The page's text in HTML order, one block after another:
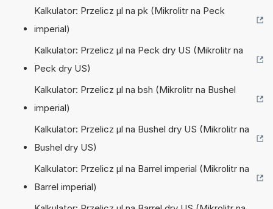
Kalkulator: Przelicz µl na pk (Mikrolitr na Peck
imperial)
Kalkulator: Przelicz µl na Peck dry US (Mikrolitr na
Peck dry US)
Kalkulator: Przelicz µl na bsh (Mikrolitr na Bushel
imperial)
Kalkulator: Przelicz µl na Bushel dry US (Mikrolitr na
Bushel dry US)
Kalkulator: Przelicz µl na Barrel imperial (Mikrolitr na
Barrel imperial)